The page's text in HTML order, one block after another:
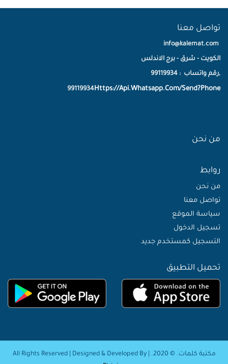
تواصل معنا
info@kalemat.com
الكويت - شرق - برج الاندلس
,رقم واتساب : 99119934
Https://Api.Whatsapp.Com/Send?Phone
99119934
من نحن
روابط
من نحن
تواصل معنا
سياسة الموقع
تسجيل الدخول
التسجيل كمستخدم جديد
تحميل التطبيق
مكتبة كلمات. © 2020. | All Rights Reserved | Designed & Developed By